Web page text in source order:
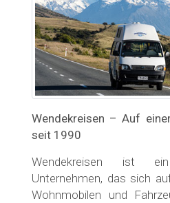
Wendekreisen – Auf
seit 1990
Wendekreisen ist ein
Unternehmen, das sich
Wohnmobilen und